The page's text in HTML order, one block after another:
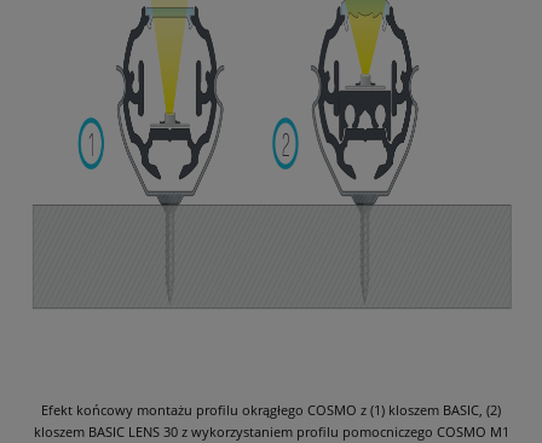
Efekt końcowy montażu profilu okrągłego COSMO z (1) kloszem BASIC, (2)
kloszem BASIC LENS 30 z wykorzystaniem profilu pomocniczego COSMO M1